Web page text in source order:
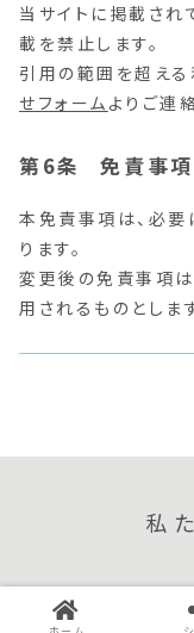
当サイトに掲載さ
載を禁止します。
引用の範囲を超え
せフォーム よりご連
免責事
本免責事項は、必要
ります。
変更後の免責事項
用されるものとします
私
©